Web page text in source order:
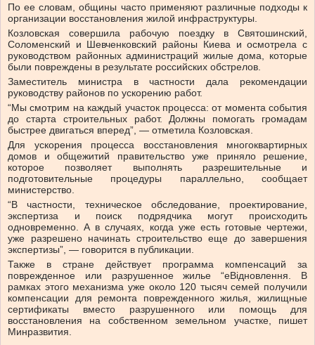
По ее словам, общины часто применяют различные подходы к
организации восстановления жилой инфраструктуры.
Козловская совершила рабочую поездку в Святошинский,
Соломенский и Шевченковский районы Киева и осмотрела с
руководством районных администраций жилые дома, которые
были повреждены в результате российских обстрелов.
Заместитель министра в частности дала рекомендации
руководству районов по ускорению работ.
“Мы смотрим на каждый участок процесса: от момента события
до старта строительных работ. Должны помогать громадам
быстрее двигаться вперед”, — отметила Козловская.
Для ускорения процесса восстановления многоквартирных
домов и общежитий правительство уже приняло решение,
которое позволяет выполнять разрешительные и
подготовительные процедуры параллельно, сообщает
министерство.
“В частности, техническое обследование, проектирование,
экспертиза и поиск подрядчика могут происходить
одновременно. А в случаях, когда уже есть готовые чертежи,
уже разрешено начинать строительство еще до завершения
экспертизы”, — говорится в публикации.
Также в стране действует программа компенсаций за
поврежденное или разрушенное жилье “еВідновлення. В
рамках этого механизма уже около 120 тысяч семей получили
компенсации для ремонта поврежденного жилья, жилищные
сертификаты вместо разрушенного или помощь для
восстановления на собственном земельном участке, пишет
Минразвития.